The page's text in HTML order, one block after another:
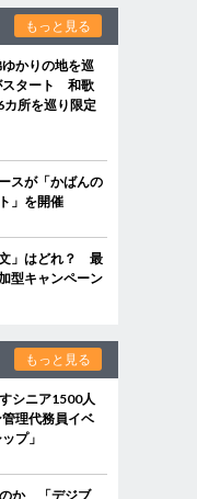
もっと見る
かりの地を巡
スタート 和歌
カ所を巡り限定
スが「かばんの
」を開催
」はどれ？ 最
型キャンペーン
もっと見る
シニア1500人
理代務員イベ
プ」
のか 「デジブ